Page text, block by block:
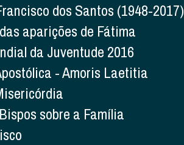
dos Santos (1948-2017)
aparições de Fátima
da Juventude 2016
- Amoris Laetitia
sobre a Família